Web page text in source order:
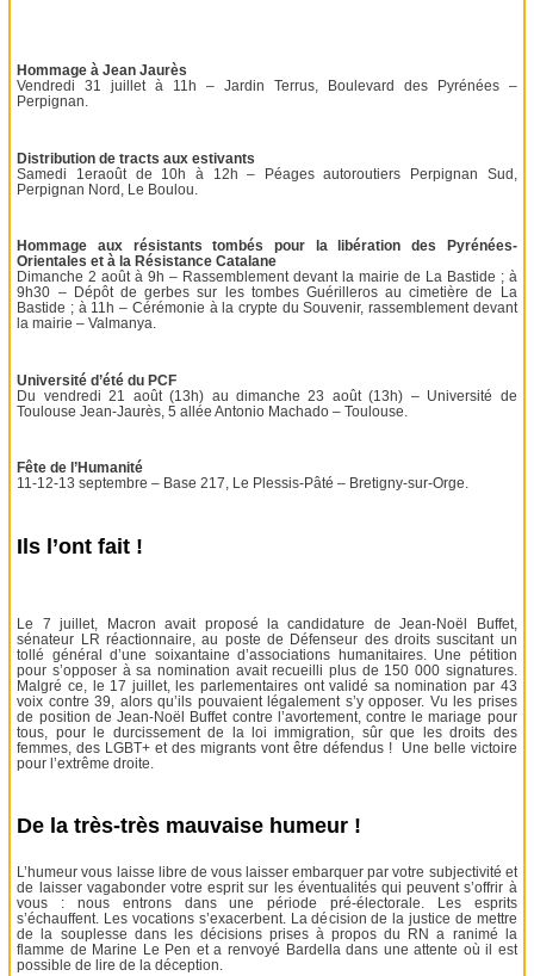
Hommage à Jean Jaurès
Vendredi 31 juillet à 11h – Jardin Terrus, Boulevard des Pyrénées –
Perpignan.
Distribution de tracts aux estivants
Samedi 1eraoût de 10h à 12h – Péages autoroutiers Perpignan Sud,
Perpignan Nord, Le Boulou.
Hommage aux résistants tombés pour la libération des Pyrénées-
Orientales et à la Résistance Catalane
Dimanche 2 août à 9h – Rassemblement devant la mairie de La Bastide ; à
9h30 – Dépôt de gerbes sur les tombes Guérilleros au cimetière de La
Bastide ; à 11h – Cérémonie à la crypte du Souvenir, rassemblement devant
la mairie – Valmanya.
Université d’été du PCF
Du vendredi 21 août (13h) au dimanche 23 août (13h) – Université de
Toulouse Jean-Jaurès, 5 allée Antonio Machado – Toulouse.
Fête de l’Humanité
11-12-13 septembre – Base 217, Le Plessis-Pâté – Bretigny-sur-Orge.
Ils l’ont fait !
Le 7 juillet, Macron avait proposé la candidature de Jean-Noël Buffet,
sénateur LR réactionnaire, au poste de Défenseur des droits suscitant un
tollé général d’une soixantaine d’associations humanitaires. Une pétition
pour s’opposer à sa nomination avait recueilli plus de 150 000 signatures.
Malgré ce, le 17 juillet, les parlementaires ont validé sa nomination par 43
voix contre 39, alors qu’ils pouvaient légalement s’y opposer. Vu les prises
de position de Jean-Noël Buffet contre l’avortement, contre le mariage pour
tous, pour le durcissement de la loi immigration, sûr que les droits des
femmes, des LGBT+ et des migrants vont être défendus ! Une belle victoire
pour l’extrême droite.
De la très-très mauvaise humeur !
L’humeur vous laisse libre de vous laisser embarquer par votre subjectivité et
de laisser vagabonder votre esprit sur les éventualités qui peuvent s’offrir à
vous : nous entrons dans une période pré-électorale. Les esprits
s’échauffent. Les vocations s’exacerbent. La décision de la justice de mettre
de la souplesse dans les décisions prises à propos du RN a ranimé la
flamme de Marine Le Pen et a renvoyé Bardella dans une attente où il est
possible de lire de la déception.